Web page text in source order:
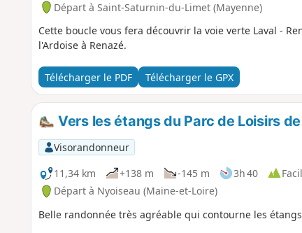
Départ à Saint-Saturnin-du-Limet (Mayenne)
Cette boucle vous fera découvrir la voie verte Laval -
l'Ardoise à Renazé.
Télécharger le PDF Télécharger le GPX
Vers les étangs du Parc de Loisirs
Visorandonneur
11,34 km
+138 m -145 m 3h 40
Départ à Nyoiseau (Maine-et-Loire)
Belle randonnée très agréable qui contourne les